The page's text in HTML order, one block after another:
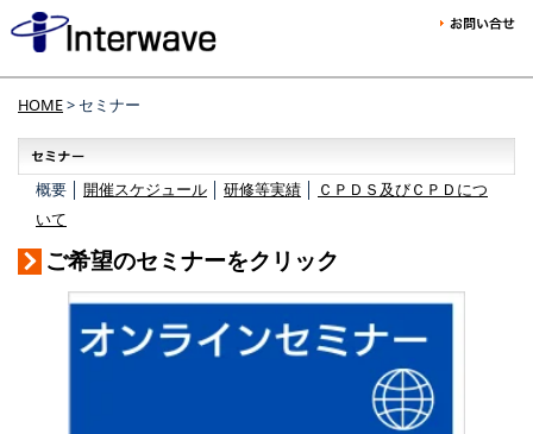
HOME> セミナー
概要 │ 開催スケジュール 研修等実績
ＣＰＤＳ及びＣＰＤにつ
いて
ご希望のセミナーをクリック